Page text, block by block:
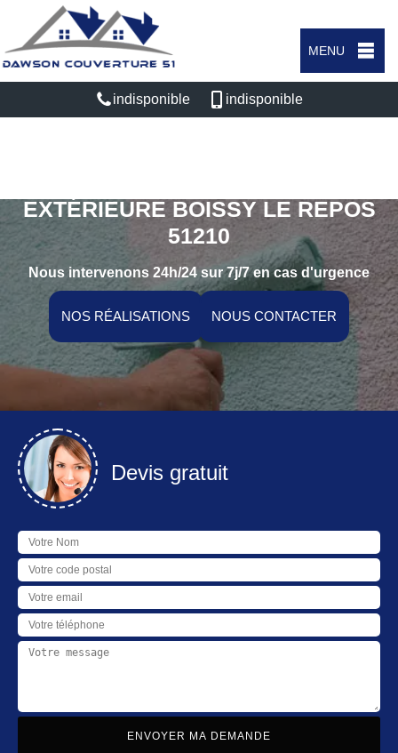
MENU
indisponible indisponible
EXTÉRIEURE BOISSY LE REPOS
51210
Nous intervenons 24h/24 sur 7j/7 en cas d'urgence
NOS RÉALISATIONS NOUS CONTACTER
Devis gratuit